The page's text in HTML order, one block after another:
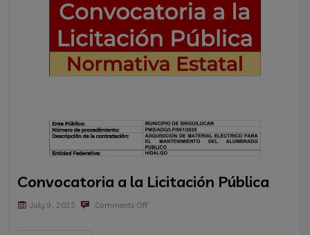
Convocatoria a la Licitación Pública
July 9, 2025 Comments Off